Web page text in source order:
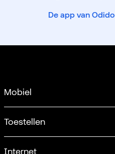
De app van Odido
Mobiel
Verlengen
Toestellen
Internet